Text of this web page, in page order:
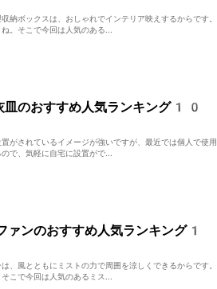
納ボックスは、おしゃれでインテリア映えするからです。
。そこで今回は人気のある...
皿のおすすめ人気ランキング10
がされているイメージが強いですが、最近では個人で使用
で、気軽に自宅に設置がで...
ァンのおすすめ人気ランキング1
、風とともにミストの力で周囲を涼しくできるからです。
こで今回は人気のあるミス...